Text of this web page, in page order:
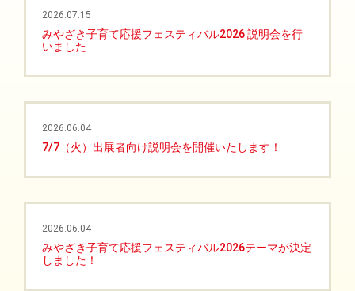
2026.07.15
みやざき子育て応援フェスティバル2026 説明会を行
いました
2026.06.04
7/7（火）出展者向け説明会を開催いたします！
2026.06.04
みやざき子育て応援フェスティバル2026テーマが決定
しました！